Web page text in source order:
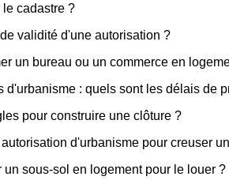
cadastre ?
validité d'une autorisation ?
un bureau ou un commerce en
d'urbanisme : quels sont les délais de
pour construire une clôture ?
d'urbanisme pour creuser
un sous-sol en logement pour le louer ?